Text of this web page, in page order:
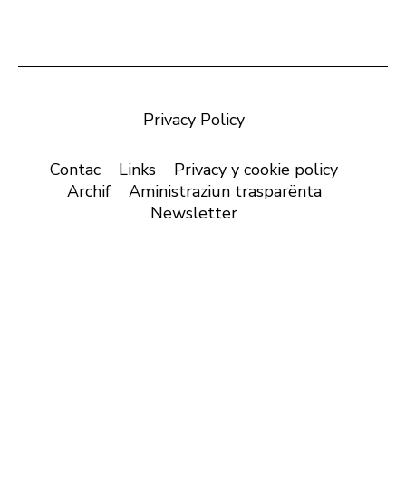
Privacy Policy
Contac Links
Privacy y cookie policy
Archif
Aministraziun trasparënta
Newsletter